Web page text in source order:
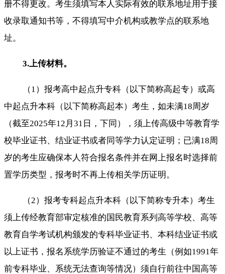
册不得更改。考生须填写本人实际有效的联系地址用于接
收录取通知书等，不得填写中介机构或教学点的联系地
址。
3.上传材料。
（1）报考高中起点升专科（以下简称高起专）或高
中起点升本科（以下简称高起本）考生，如未满18周岁
（截至2025年12月31日，下同），须上传高级中等教育学
校毕业证书、结业证书或者同等学力认定证明；已满18周
岁的考生应确保本人符合报名条件并在网上报名时选择前
置学历类型，报考时不再上传相关学历证明。
（2）报考专科起点升本科（以下简称专升本）考生
须上传经教育部审定核准的国民教育系列高等学校、高等
教育自学考试机构颁发的专科毕业证书、本科结业证书或
以上证书，报名系统学历验证不通过的考生（例如1991年
前专科毕业、系统无法查询等情况）须自行前往中国高等